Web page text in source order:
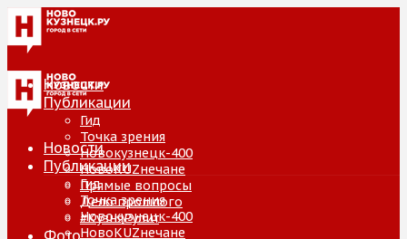
Новости
Публикации
Гид
Точка зрения
Новокузнецк-400
НовоKUZнечане
Прямые вопросы
Дело прошлого
#КузняРулит
Фото
Новости
Публикации
Гид
Точка зрения
Новокузнецк-400
НовоKUZнечане